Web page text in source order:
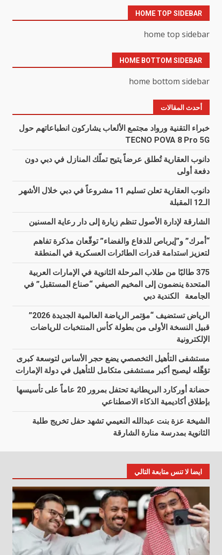
HOME TOP SIDEBAR
home top sidebar
HOME BOTTOM SIDEBAR
home bottom sidebar
أحدث المقالات
خبراء التقنية ورواد مجتمع الألعاب يشاركون انطباعاتهم حول
TECNO POVA 8 Pro 5G
دانوب العقارية تُطلق عرضاً يتيح تملّك المنازل في دبي دون
دفعة أولى
دانوب العقارية تعلن تسليم 11 مشروعاً في دبي خلال الأشهر
الـ12 المقبلة
الشارقة لإدارة الأصول تنظم زيارة إلى دار رعاية المسنين
“أمرك” و”إيرباص للدفاع والفضاء” توقّعان مذكرة تفاهم
لتعزيز استدامة قدرات الطائرات العسكرية في المنطقة
375 طالبًا من طلاب المرحلة الثانوية في الإمارات العربية
المتحدة ينضمون إلى المخيم الصيفي “صناع المستقبل” في
الجامعة الكندية دبي
الرياض تستضيف “مؤتمر الرياضة العالمية الجديدة 2026”
قبيل النسخة الأولى من بطولة كأس المنتخبات للرياضات
الإلكترونية
مستشفى التأهيل التخصصي يضع حجر الأساس لتوسعة كبرى
تؤهِّله ليصبح أكبر مستشفى متكامل للتأهيل في دولة الإمارات
حضانة أوركارد البريطانية تحتفل بمرور 20 عاماً على تأسيسها
بإطلاق أكاديمية الذكاء الاصطناعي
الشيخة عزة بنت عبدالله النعيمي تشهد حفل تخريج طلبة
الثانوية بمدرسة منارة الشارقة
ايضا لا تنس متابعة التالي